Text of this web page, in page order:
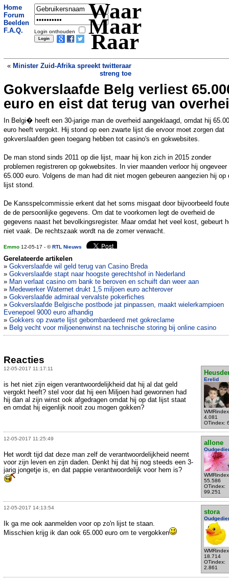
Home
Forum
Beelden
F.A.Q.
Login onthouden
Waar
Maar
Raar
« Minister Zuid-Afrika spreekt twitteraar
streng toe
Twitter-record: Ellen DeGeneres
onttroond en gratis kipnuggets»
Gokverslaafde Belg verliest
euro en eist dat terug van
In Belgi� heeft een 30-jarige man de overheid aangeklaagd, omdat hij
euro heeft vergokt. Hij stond op een zwarte lijst die ervoor moet zorgen dat
gokverslaafden geen toegang hebben tot casino's en gokwebsites.
De man stond sinds 2011 op die lijst, maar hij kon zich in 2015 zonder
problemen registreren op gokwebsites. In vier maanden verloor hij ongeveer
65.000 euro. Volgens de man had dit niet mogen gebeuren aangezien hij op
lijst stond.
De Kansspelcommissie erkent dat het soms misgaat door bijvoorbeeld
de de persoonlijke gegevens. Om dat te voorkomen legt de overheid de
gegevens naast het bevolkingsregister. Maar omdat het veel kost, gebeurt
niet vaak. De rechtszaak wordt na de zomer verwacht.
Emmo 12-05-17 - ©RTL Nieuws
Gerelateerde artikelen
» Gokverslaafde wil geld terug van Casino Breda
» Gokverslaafde stapt naar hoogste gerechtshof in Nederland
» Man verlaat casino om bank te beroven en schuift dan weer aan
» Medewerker Waternet drukt 1,5 miljoen euro achterover
» Gokverslaafde admiraal vervalste pokerfiches
» Gokverslaafde Belgische postbode jat pinpassen, maakt wielerkampioen
Evenepoel 9000 euro afhandig
» Gokkers op zwarte lijst gebombardeerd met gokreclame
» Belg vecht voor miljoenenwinst na technische storing bij online casino
Reacties
12-05-2017 11:17:11
Erelid
4.081
OTindex:
is het niet zijn eigen verantwoordelijkheid dat hij al dat geld
vergokt heeft? stel voor dat hij een Miljoen had gewonnen had
hij dan al zijn winst ook afgedragen omdat hij op dat lijst staat
en omdat hij eigenlijk nooit zou mogen gokken?
12-05-2017 11:25:49
allone
55.586
OTindex:
99.251
Het wordt tijd dat deze man zelf de verantwoordelijkheid neemt
voor zijn leven en zijn daden. Denkt hij dat hij nog steeds een 3-
jarig jongetje is, en dat pappie verantwoordelijk voor hem is?
12-05-2017 14:13:54
stora
18.714
OTindex:
2.861
Ik ga me ook aanmelden voor op zo'n lijst te staan.
Misschien krijg ik dan ook 65.000 euro om te vergokken